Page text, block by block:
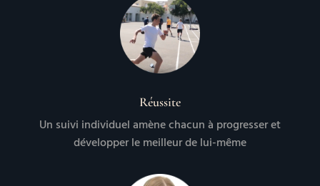
Réussite
Un suivi individuel amène chacun à progresser et
développer le meilleur de lui-même